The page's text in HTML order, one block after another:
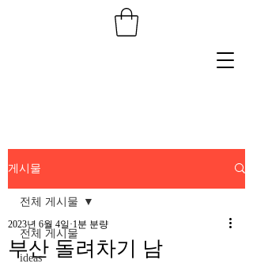
게시물
전체 게시물
ideas
전체 게시물
부산 돌려차기 남
2023년 6월 4일 1분 분량